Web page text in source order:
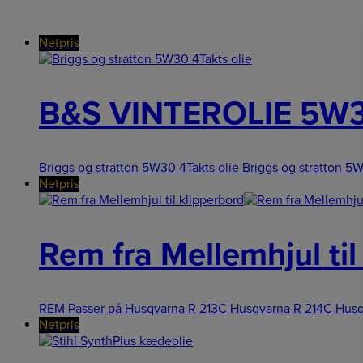
Netpris
B&S VINTEROLIE
Briggs og stratton 5W30 4Takts olie Briggs og stratton
Netpris
Rem fra Mellemhjul
REM Passer på Husqvarna R 213C Husqvarna R 214C
Netpris